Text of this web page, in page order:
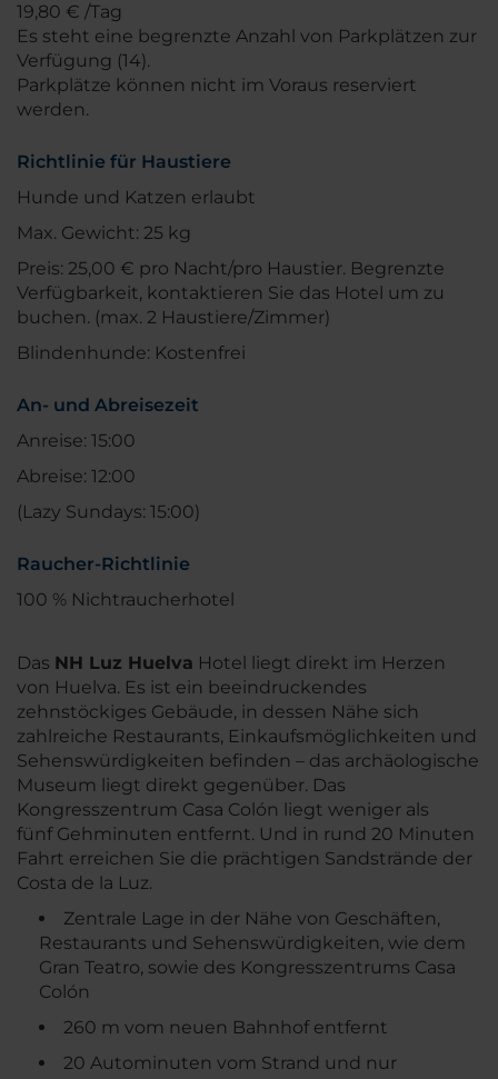
19,80 € /Tag
Es steht eine begrenzte Anzahl von Parkplätzen zur
Verfügung (14).
Parkplätze können nicht im Voraus reserviert
werden.
Richtlinie für Haustiere
Hunde und Katzen erlaubt
Max. Gewicht: 25 kg
Preis: 25,00 € pro Nacht/pro Haustier. Begrenzte
Verfügbarkeit, kontaktieren Sie das Hotel um zu
buchen. (max. 2 Haustiere/Zimmer)
Blindenhunde: Kostenfrei
An- und Abreisezeit
Anreise: 15:00
Abreise: 12:00
(Lazy Sundays: 15:00)
Raucher-Richtlinie
100 % Nichtraucherhotel
Das NH Luz Huelva Hotel liegt direkt im Herzen
von Huelva. Es ist ein beeindruckendes
zehnstöckiges Gebäude, in dessen Nähe sich
zahlreiche Restaurants, Einkaufsmöglichkeiten und
Sehenswürdigkeiten befinden – das archäologische
Museum liegt direkt gegenüber. Das
Kongresszentrum Casa Colón liegt weniger als
fünf Gehminuten entfernt. Und in rund 20 Minuten
Fahrt erreichen Sie die prächtigen Sandstrände der
Costa de la Luz.
Zentrale Lage in der Nähe von Geschäften,
Restaurants und Sehenswürdigkeiten, wie dem
Gran Teatro, sowie des Kongresszentrums Casa
Colón
260 m vom neuen Bahnhof entfernt
20 Autominuten vom Strand und nur